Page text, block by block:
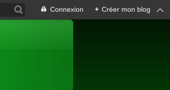
Connexion + Créer mon blog